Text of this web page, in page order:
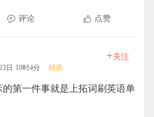
评论 点赞
日 10时4分 精选
+关注
第一件事就是上拓词刷英语单